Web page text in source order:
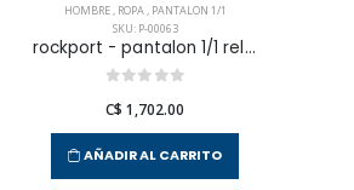
HOMBRE, ROPA, PANTALON 1/1
SKU: P-00063
rockport - pantalon 1/1 relax pant para hombre
C$ 1,702.00
AÑADIR AL CARRITO